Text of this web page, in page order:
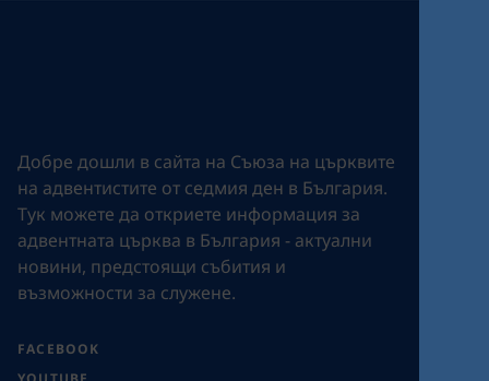
Добре дошли в сайта на Съюза на църквите
на адвентистите от седмия ден в България.
Tук можете да откриете информация за
адвентната църква в България - актуални
новини, предстоящи събития и
възможности за служене.
FACEBOOK